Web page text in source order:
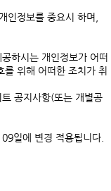
인정보를 중요시 하며,
하시는 개인정보가 어떠
위해 어떠한 조치가 취
공지사항(또는 개별공
일에 변경 적용됩니다.